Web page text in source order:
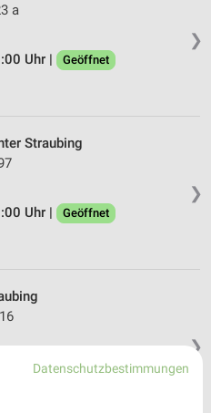
❯
a
Uhr |
Geöffnet
❯
Straubing
Uhr |
Geöffnet
❯
Uhr | Geöffnet
Datenschutzbestimmungen